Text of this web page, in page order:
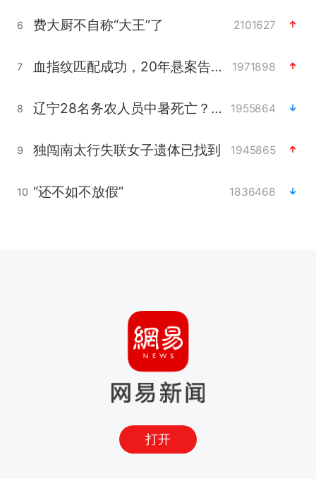
6 费大厨不自称“大王”了 2101627
7 血指纹匹配成功，20年悬案告破！凶手被执行死刑 1971898
8 辽宁28名务农人员中暑死亡？官方辟谣 1955864
9 独闯南太行失联女子遗体已找到 1945865
10 “还不如不放假” 1836468
打开